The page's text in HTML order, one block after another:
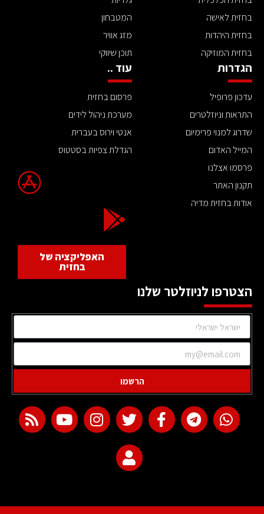
בחזית לאישה
בחזית היהדות
בחזית המוזיקה
המטבחון
מזג אוויר
תוכן שיווקי
הגדרות
עדכון פרופיל
התראות וניוזלטרים
שדרוג למנוי פרימיום
המייל האדום
פרסמו אצלנו
תקנון האתר
אודות בחזית מדיה
עוד ..
פרסום בחזית
מערכת ניהול לידים
אנטי וירוס בעברית
הגדלת צפיות בסטטוס
האפליקציה של
בחזית
הצטרפו לניוזלטר שלנו
הרשמו